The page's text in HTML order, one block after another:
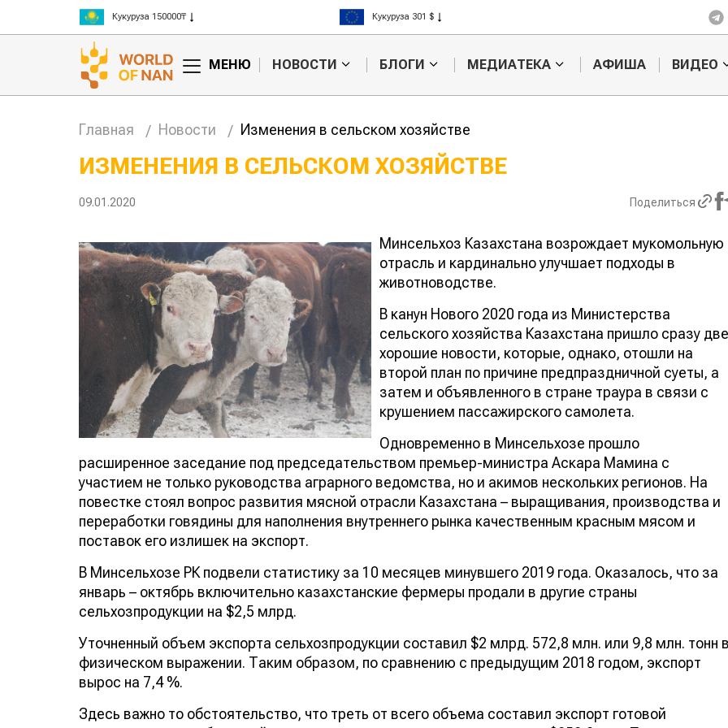
Пшеница 3 класс 125000₸
Пшеница 423 $
МЕНЮ НОВОСТИ БЛОГИ МЕДИАТЕКА АФИША ВИДЕО
Главная Новости Изменения в сельском хозяйстве
ИЗМЕНЕНИЯ В СЕЛЬСКОМ ХОЗЯЙСТВЕ
09.01.2020 Поделиться
Минсельхоз Казахстана возрождает мукомольную
отрасль и кардинально улучшает подходы в
животноводстве.
В канун Нового 2020 года из Министерства
сельского хозяйства Казахстана пришло сразу две
хорошие новости, которые, однако, отошли на
второй план по причине предпраздничной суеты, а
затем и объявленного в стране траура в связи с
крушением пассажирского самолета.
Одновременно в Минсельхозе прошло
расширенное заседание под председательством премьер-министра Аскара Мамина с
участием не только руководства аграрного ведомства, но и акимов нескольких регионов. На
повестке стоял вопрос развития мясной отрасли Казахстана – выращивания, производства и
переработки говядины для наполнения внутреннего рынка качественным красным мясом и
поставок его излишек на экспорт.
В Минсельхозе РК подвели статистику за 10 месяцев минувшего 2019 года. Оказалось, что за
январь – октябрь включительно казахстанские фермеры продали в другие страны
сельхозпродукции на $2,5 млрд.
Уточненный объем экспорта сельхозпродукции составил $2 млрд. 572,8 млн. или 9,8 млн.
в физическом выражении. Таким образом, по сравнению с предыдущим 2018 годом, экспорт
вырос на 7,4 %.
Здесь важно то обстоятельство, что треть от всего объема составил экспорт готовой
авиатоплива
лазером
Казахстан по темпам роста